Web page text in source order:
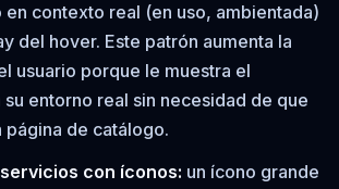
contexto real (en uso, ambientada)
del hover. Este patrón aumenta la
usuario porque le muestra el
entorno real sin necesidad de que
página de catálogo.
con íconos: un ícono grande